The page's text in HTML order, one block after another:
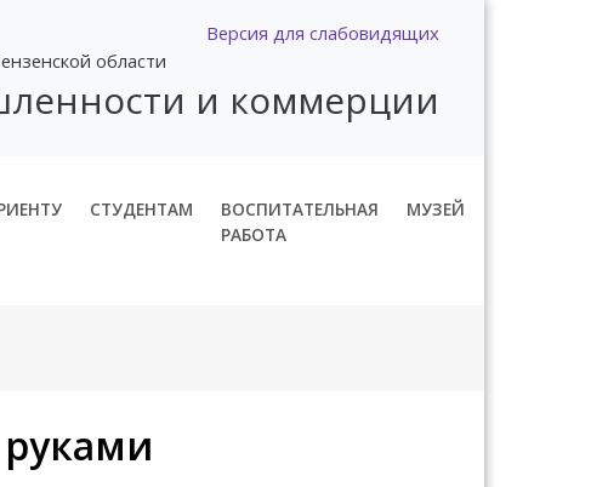
Версия для слабовидящих
области
и коммерции
СТУДЕНТАМ
ВОСПИТАТЕЛЬНАЯ
РАБОТА
МУЗЕЙ